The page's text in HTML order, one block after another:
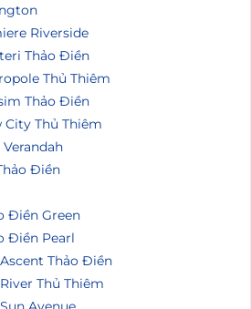
Riverside
Thảo Điền
Thủ Thiêm
Thảo Điền
City Thủ Thiêm
Điền
Điền Green
Điền Pearl
Thảo Điền
Thủ Thiêm